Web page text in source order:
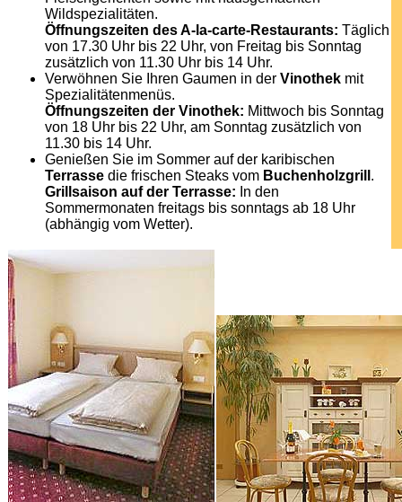
Wildspezialitäten.
Öffnungszeiten des A-la-carte-Restaurants: Täglich
von 17.30 Uhr bis 22 Uhr, von Freitag bis Sonntag
zusätzlich von 11.30 Uhr bis 14 Uhr.
Verwöhnen Sie Ihren Gaumen in der Vinothek mit
Spezialitätenmenüs.
Öffnungszeiten der Vinothek: Mittwoch bis Sonntag
von 18 Uhr bis 22 Uhr, am Sonntag zusätzlich von
11.30 bis 14 Uhr.
Genießen Sie im Sommer auf der karibischen
Terrasse die frischen Steaks vom Buchenholzgrill .
Grillsaison auf der Terrasse: In den
Sommermonaten freitags bis sonntags ab 18 Uhr
(abhängig vom Wetter).